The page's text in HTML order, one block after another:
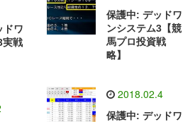
ドワ
実戦
保護中: デッドワ
ンシステム3【競
馬プロ投資戦
略】
2018.02.4
保護中: デッドワ